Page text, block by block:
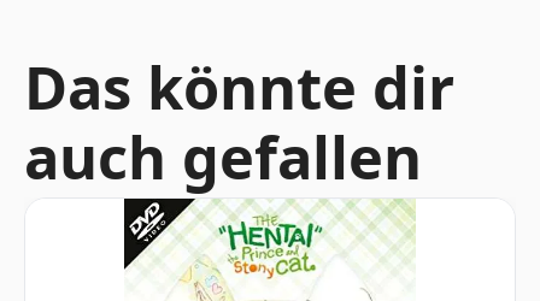
Das könnte dir
auch gefallen